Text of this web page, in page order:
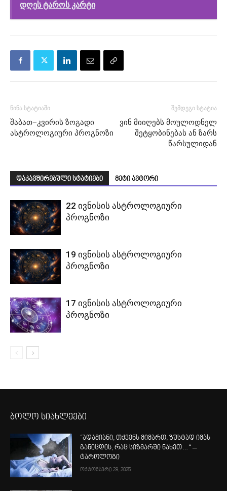
დღეს ტაროს კარტი
წინა სტატიაში
შაბათ–კვირის ზოგადი
ასტროლოგიური პროგნოზი
შემდეგი სტატია
ვინ მიიღებს მოულოდნელ
შეტყობინებას ან ზარს
წარსულიდან
დაკავშირებული სტატიები მეტი ავტორი
22 ივნისის ასტროლოგიური
პროგნოზი
19 ივნისის ასტროლოგიური
პროგნოზი
17 ივნისის ასტროლოგიური
პროგნოზი
ბოლო სიახლეები
“ადამიანი, თქვენს მიმართ, ზუსტად იმას
განიცდის, რაც სიზმარში ნახეთ…“ –
ტაროლოგი
ოქტომბერი 28, 2025